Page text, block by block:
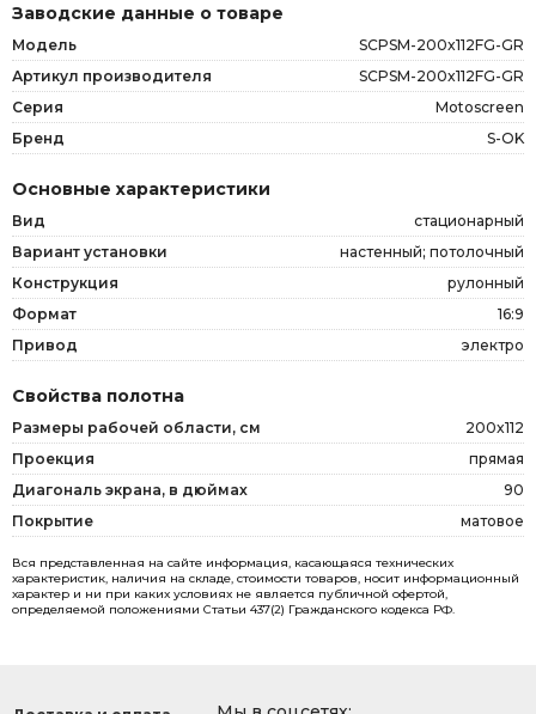
Заводские данные о товаре
Модель
SCPSM-200x112FG-GR
Артикул производителя
SCPSM-200x112FG-GR
Серия
Motoscreen
Бренд
S-OK
Основные характеристики
Вид
стационарный
Вариант установки
настенный; потолочный
Конструкция
рулонный
Формат
16:9
Привод
электро
Свойства полотна
Размеры рабочей области, см
200x112
Проекция
прямая
Диагональ экрана, в дюймах
90
Покрытие
матовое
Вся представленная на сайте информация, касающаяся технических
характеристик, наличия на складе, стоимости товаров, носит информационный
характер и ни при каких условиях не является публичной офертой,
определяемой положениями Статьи 437(2) Гражданского кодекса РФ.